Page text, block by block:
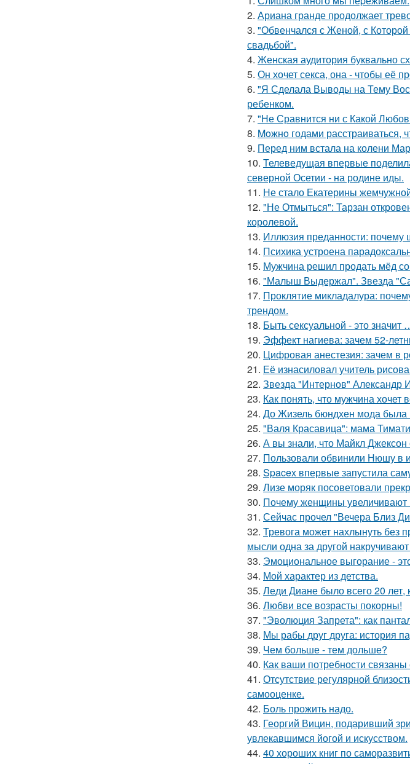
2. Ариана гранде продолжает
3. "Обвенчался с Женой, с
свадьбой".
4. Женская аудитория буквально
5. Он хочет секса, она - чтобы её
6. "Я Сделала Выводы на Тему
ребенком.
7. "Не Сравнится ни с Какой
8. Moжнo годами расстраиваться,
9. Перед ним встала на колени
10. Телеведущая впервые
северной Осетии - на родине иды.
11. Не стало Екатерины
12. "Не Отмыться": Тарзан
королевой.
13. Иллюзия преданности:
14. Психика устроена
15. Мужчина решил продать мёд со
16. "Малыш Выдержал". Звезда
17. Проклятие микладалура:
трендом.
18. Быть сексуальной - это значит
19. Эффект нагиева: зачем 52-
20. Цифровая анестезия: зачем в
21. Её изнасиловал учитель
22. Звезда "Интернов" Александр
23. Как понять, что мужчина хочет
24. До Жизель бюндхен мода была
25. "Валя Красавица": мама
26. А вы знали, что Майкл
27. Пользовали обвинили Нюшу в
28. Spacex впервые запустила
29. Лизе моряк посоветовали
30. Почему женщины увеличивают
31. Сейчас прочел "Вечера Близ
32. Тревога может нахлынуть без
мысли одна за другой накручивают
33. Эмоциональное выгорание -
34. Мой характер из детства.
35. Леди Диане было всего 20 лет,
36. Любви все возрасты покорны!
37. "Эволюция Запрета": как
38. Мы рабы друг друга: история
39. Чем больше - тем дольше?
40. Как ваши потребности
41. Отсутствие регулярной
самооценке.
42. Боль прожить надо.
43. Георгий Вицин, подаривший
увлекавшимся йогой и искусством.
44. 40 хороших книг по